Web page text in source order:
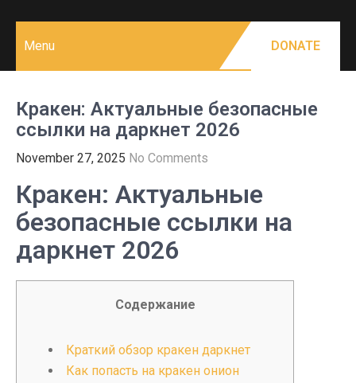
Menu DONATE
Кракен: Актуальные безопасные
ссылки на даркнет 2026
November 27, 2025 No Comments
Кракен: Актуальные
безопасные ссылки на
даркнет 2026
Содержание
Краткий обзор кракен даркнет
Как попасть на кракен онион